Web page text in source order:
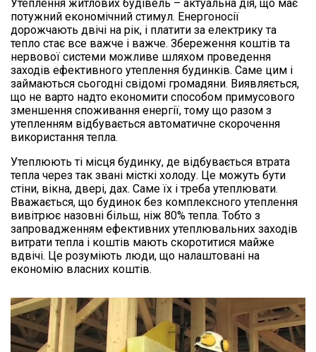
Утеплення житлових будівель – актуальна дія, що має
потужний економічний стимул. Енергоносії
дорожчають двічі на рік, і платити за електрику та
тепло стає все важче і важче. Збереження коштів та
нервової системи можливе шляхом проведення
заходів ефективного утеплення будинків. Саме цим і
займаються сьогодні свідомі громадяни. Виявляється,
що не варто надто економити способом примусового
зменшення споживання енергії, тому що разом з
утепленням відбувається автоматичне скорочення
використання тепла.
Утеплюють ті місця будинку, де відбувається втрата
тепла через так звані місткі холоду. Це можуть бути
стіни, вікна, двері, дах. Саме їх і треба утеплювати.
Вважається, що будинок без комплексного утеплення
вивітрює назовні більш, ніж 80% тепла. Тобто з
запровадженням ефективних утеплювальних заходів
витрати тепла і коштів мають скоротитися майже
вдвічі. Це розуміють люди, що налаштовані на
економію власних коштів.